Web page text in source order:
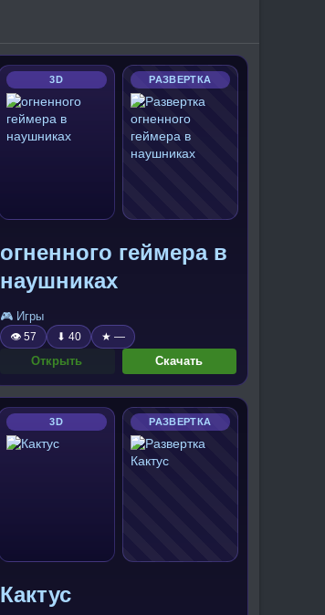
3D РАЗВЕРТКА
огненного геймера в
наушниках
🎮 Игры
👁 57 ⬇ 40 ★ —
Открыть Скачать
3D РАЗВЕРТКА
Кактус